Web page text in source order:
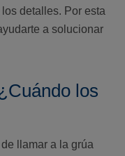
detalles. Por esta
a solucionar
los
llamar a la grúa